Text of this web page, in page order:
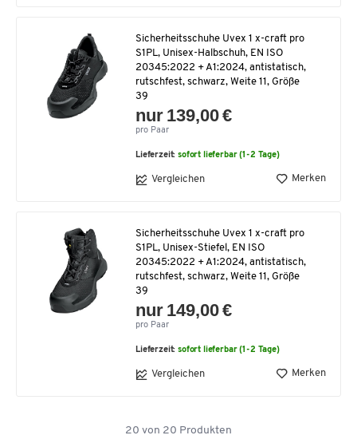
Sicherheitsschuhe Uvex 1 x-craft pro
S1PL, Unisex-Halbschuh, EN ISO
20345:2022 + A1:2024, antistatisch,
rutschfest, schwarz, Weite 11, Größe
39
nur 139,00 €
pro Paar
Lieferzeit:sofort lieferbar (1-2 Tage)
Vergleichen Merken
Sicherheitsschuhe Uvex 1 x-craft pro
S1PL, Unisex-Stiefel, EN ISO
20345:2022 + A1:2024, antistatisch,
rutschfest, schwarz, Weite 11, Größe
39
nur 149,00 €
pro Paar
Lieferzeit:sofort lieferbar (1-2 Tage)
Vergleichen Merken
20 von 20 Produkten